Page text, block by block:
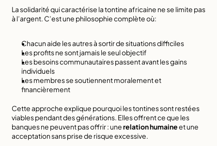
La solidarité qui caractérise la tontine africaine ne se limite pas
à l’argent. C’est une philosophie complète où:
Chacun aide les autres à sortir de situations difficiles
Les profits ne sont jamais le seul objectif
Les besoins communautaires passent avant les gains
individuels
Les membres se soutiennent moralement et
financièrement
Cette approche explique pourquoi les tontines sont restées
viables pendant des générations. Elles offrent ce que les
banques ne peuvent pas offrir : une relation humaine et une
acceptation sans prise de risque excessive.